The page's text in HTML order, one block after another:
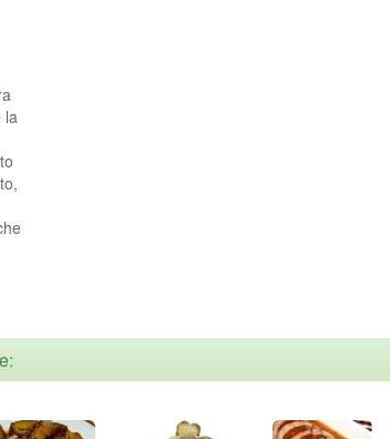
la